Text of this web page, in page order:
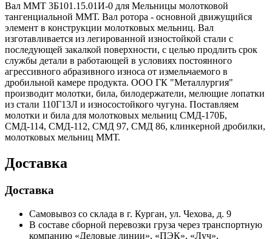
Вал ММТ 3Б101.15.01И-0 для Мельницы молотковой
тангенциальной ММТ. Вал ротора - основной движущийся
элемент в конструкции молотковых мельниц. Вал
изготавливается из легированной изностойкой стали с
последующей закалкой поверхности, с целью продлить срок
службы детали в работающей в условиях постоянного
агрессивного абразивного износа от измельчаемого в
дробильной камере продукта. ООО ГК "Металлургия"
производит молотки, била, билодержатели, мелющие лопатки
из стали 110Г13Л и износостойкого чугуна. Поставляем
молотки и била для молотковых мельниц СМД-170Б,
СМД-114, СМД-112, СМД 97, СМД 86, клинкерной дробилки,
молотковых мельниц ММТ.
Доставка
Доставка
Самовывоз со склада в г. Курган, ул. Чехова, д. 9
В составе сборной перевозки груза через транспортную
компанию «Деловые линии», «ПЭК», «Луч»,